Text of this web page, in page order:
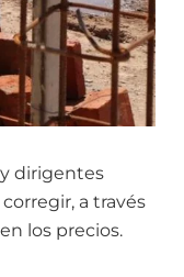
dirigentes
a través
los precios.